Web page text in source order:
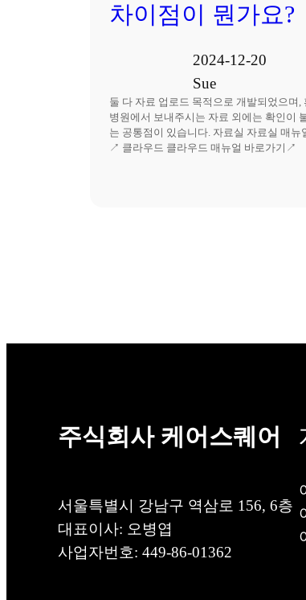
차이점이 뭔가요?
2024-12-20
Sue
둘 다 자료 업로드 목적으로 개발되었으며,
병원에서 보내주시는 자료 외에는 확인이
는 공통점이 있습니다. 자료실 자료실 매뉴
↗ 클라우드 클라우드 매뉴얼 바로가기↗
주식회사 케어스퀘어
서울특별시 강남구 역삼로 156, 6층
대표이사: 오병엽
사업자번호: 449-86-01362